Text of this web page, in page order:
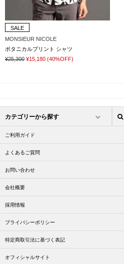
SALE
MONSIEUR NICOLE
ボタニカルプリント シャツ
¥25,300 ¥15,180 (40%OFF)
カテゴリーから探す
ご利用ガイド
よくあるご質問
お問い合わせ
会社概要
採用情報
プライバシーポリシー
特定商取引法に基づく表記
オフィシャルサイト